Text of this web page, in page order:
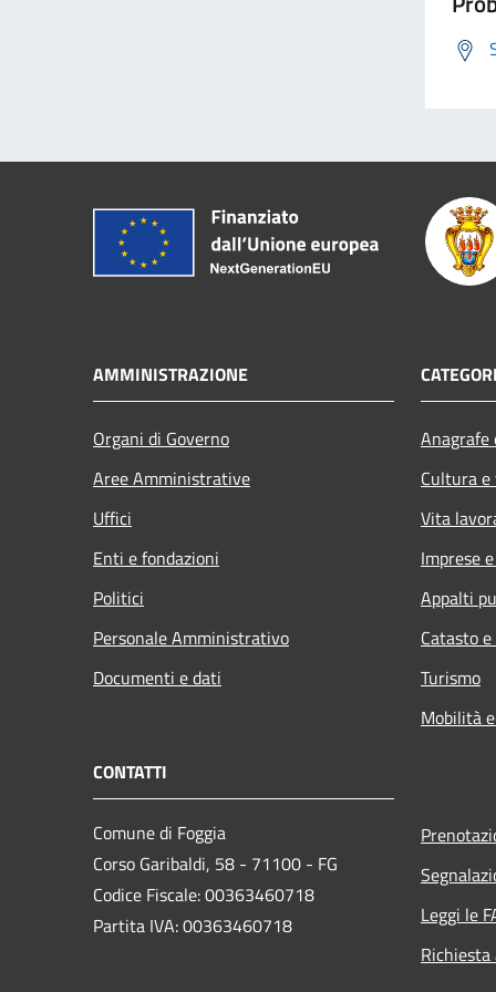
AMMINISTRAZIONE
Organi di Governo
Aree Amministrative
Uffici
Enti e fondazioni
Politici
Personale Amministrativo
Documenti e dati
Cultura
Vita
Imprese
Appalti
Catasto
Turismo
Mobilità
CONTATTI
Comune di Foggia
Corso Garibaldi, 58 - 71100 - FG
Codice Fiscale: 00363460718
Partita IVA: 00363460718
Leggi le